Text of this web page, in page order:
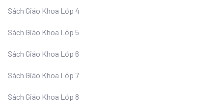
Sách Giáo Khoa Lớp 4
Sách Giáo Khoa Lớp 5
Sách Giáo Khoa Lớp 6
Sách Giáo Khoa Lớp 7
Sách Giáo Khoa Lớp 8